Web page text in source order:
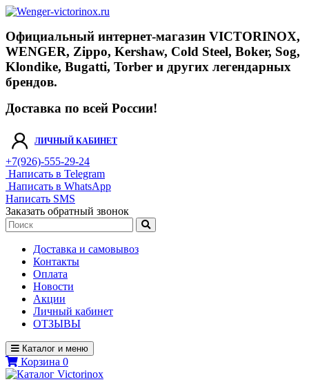
Официальный интернет-магазин VICTORINOX,
WENGER, Zippo, Kershaw, Cold Steel, Boker, Sog,
Klondike, Bugatti, Torber и других легендарных
брендов.
Доставка по всей России!
ЛИЧНЫЙ КАБИНЕТ
+7(926)-555-29-24
Написать в Telegram
Написать в WhatsApp
Написать SMS
Заказать обратный звонок
Доставка и самовывоз
Контакты
Оплата
Новости
Акции
Личный кабинет
ОТЗЫВЫ
Каталог и меню
Корзина 0